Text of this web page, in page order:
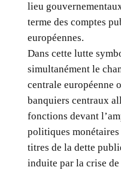
lieu
terme des comptes
européennes.
Dans cette lutte
simultanément le
centrale européenne
banquiers centraux
fonctions devant
politiques
titres de la dette
induite par la crise